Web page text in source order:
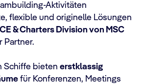
Aktivitäten
flexible und originelle Lösungen
& Charters Division von MSC
Partner.
Schiffe bieten erstklassig
für Konferenzen, Meetings